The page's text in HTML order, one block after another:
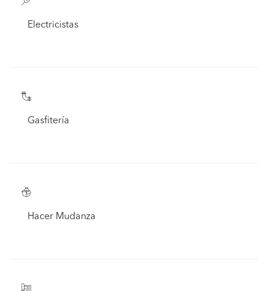
Electricistas
Gasfitería
Hacer Mudanza